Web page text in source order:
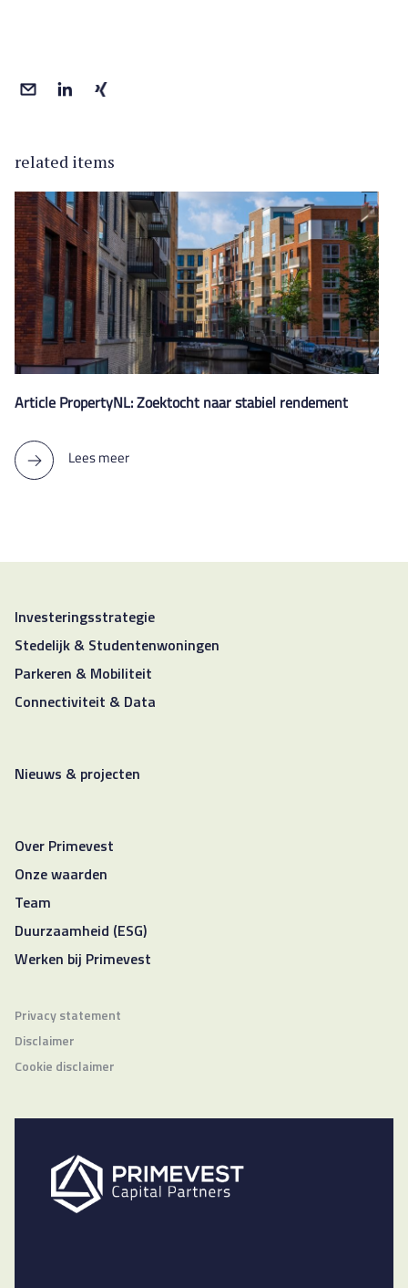
related items
Article PropertyNL: Zoektocht naar stabiel rendement
Lees meer
Investeringsstrategie
Stedelijk & Studentenwoningen
Parkeren & Mobiliteit
Connectiviteit & Data
Nieuws & projecten
Over Primevest
Onze waarden
Team
Duurzaamheid (ESG)
Werken bij Primevest
Privacy statement
Disclaimer
Cookie disclaimer